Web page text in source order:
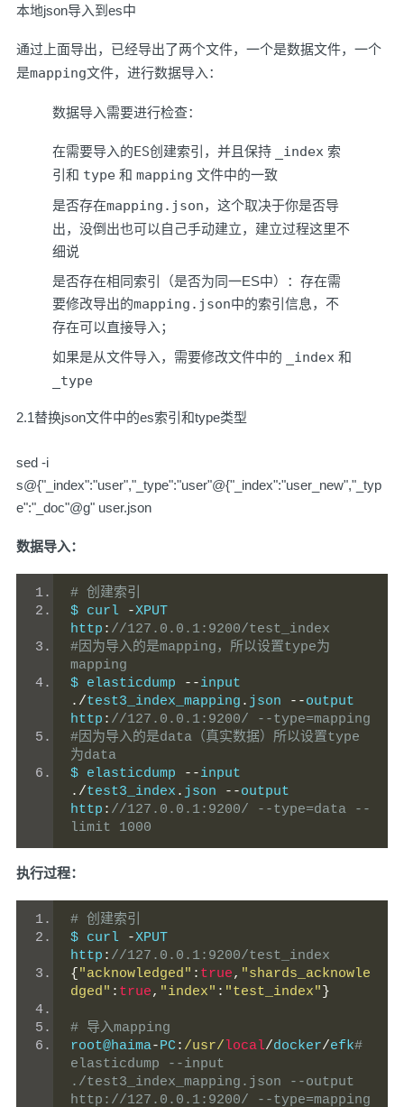
本地json导入到es中
通过上面导出，已经导出了两个文件，一个是数据文件，一个
是mapping文件，进行数据导入：
数据导入需要进行检查：
在需要导入的ES创建索引，并且保持 _index 索
引和 type 和 mapping 文件中的一致
是否存在mapping.json，这个取决于你是否导
出，没倒出也可以自己手动建立，建立过程这里不
细说
是否存在相同索引（是否为同一ES中）：存在需
要修改导出的mapping.json中的索引信息，不
存在可以直接导入；
如果是从文件导入，需要修改文件中的
_index 和
_type
2.1替换json文件中的es索引和type类型
sed -i
s@{"_index":"user","_type":"user"@{"_index":"user_new","_typ
e":"_doc"@g" user.json
数据导入：
# 创建索引
$ curl
-XPUT
http : //127.0.0.1:9200/test_index
#因为导入的是mapping，所以设置type为
mapping
$ elasticdump
--
./test3_index_mapping . json --output
http : //127.0.0.1:9200/ --type=mapping
#因为导入的是data（真实数据）所以设置type
为data
$ elasticdump
--
./test3_index . json --output
http : //127.0.0.1:9200/ --type=data --
limit 1000
执行过程：
# 创建索引
$ curl
-XPUT
http : //127.0.0.1:9200/test_index
{ "acknowledged" : true, "shards_acknowle
dged" : true, "index" : "test_index" }
# 导入mapping
root@haima-PC: /usr/local/docker/efk#
elasticdump --input
./test3_index_mapping.json --output
http://127.0.0.1:9200/ --type=mapping